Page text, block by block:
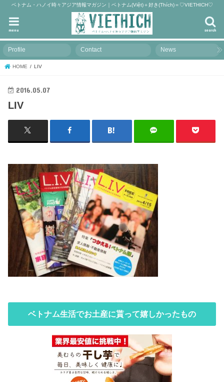
ベトナム・ハノイ時々アジア情報マガジン｜ベトナム(Việt)＋好き(Thích)＝♡VIETHICH♡
search
menu
Profile Contact News
HOME LIV
2016.05.07
LIV
ベトナム生活でお土産に貰って嬉しかったもの